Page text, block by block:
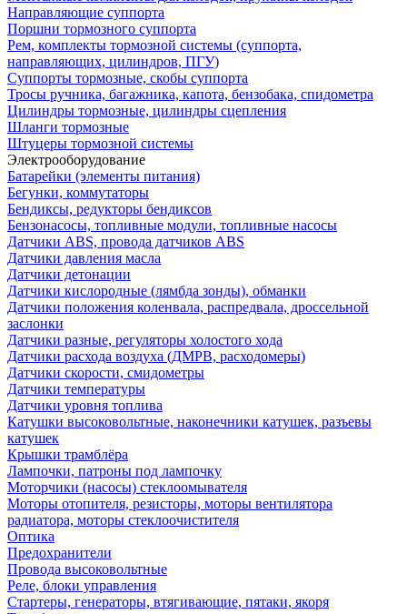
Направляющие суппорта
Поршни тормозного суппорта
Рем, комплекты тормозной системы (суппорта,
направляющих, цилиндров, ПГУ)
Суппорты тормозные, скобы суппорта
Тросы ручника, багажника, капота, бензобака, спидометра
Цилиндры тормозные, цилиндры сцепления
Шланги тормозные
Штуцеры тормозной системы
Электрооборудование
Батарейки (элементы питания)
Бегунки, коммутаторы
Бендиксы, редукторы бендиксов
Бензонасосы, топливные модули, топливные насосы
Датчики ABS, провода датчиков ABS
Датчики давления масла
Датчики детонации
Датчики кислородные (лямбда зонды), обманки
Датчики положения коленвала, распредвала, дроссельной
заслонки
Датчики разные, регуляторы холостого хода
Датчики расхода воздуха (ДМРВ, расходомеры)
Датчики скорости, смидометры
Датчики температуры
Датчики уровня топлива
Катушки высоковольтные, наконечники катушек, разъевы
катушек
Крышки трамблёра
Лампочки, патроны под лампочку
Моторчики (насосы) стеклоомывателя
Моторы отопителя, резисторы, моторы вентилятора
радиатора, моторы стеклоочистителя
Оптика
Предохранители
Провода высоковольтные
Реле, блоки управления
Стартеры, генераторы, втягивающие, пятаки, якоря